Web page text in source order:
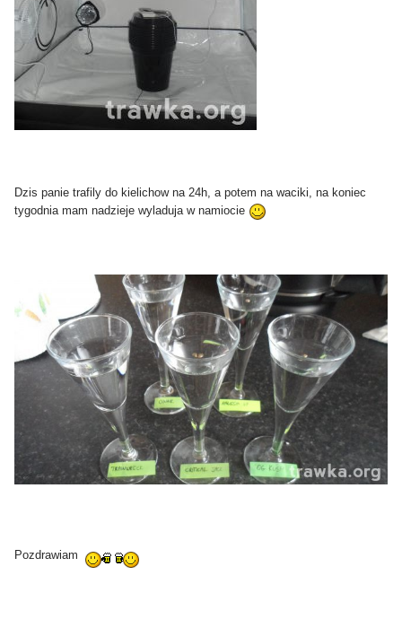
Dzis panie trafily do kielichow na 24h, a potem na waciki, na koniec
tygodnia mam nadzieje wyladuja w namiocie
Pozdrawiam